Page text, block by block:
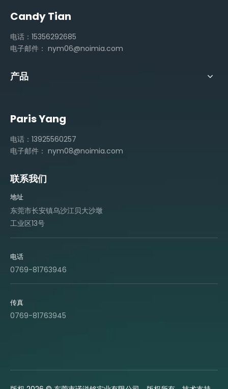
Candy Tian
电话：15356292685
电子邮件： nym06@noimia.com
产品
Paris Yang
电话：13925560257
电子邮件： nym08@noimia.com
联系我们
地址
东莞市长安镇乌沙江贝大沙墩
工业区13号
电话
0769-81763946
传真
0769-81763945